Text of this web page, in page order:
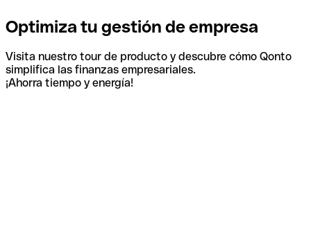
Optimiza tu gestión de empresa
Visita nuestro tour de producto y descubre cómo Qonto
simplifica las finanzas empresariales.
¡Ahorra tiempo y energía!